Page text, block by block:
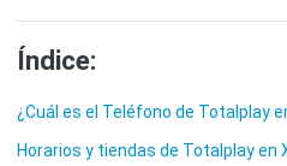
Índice:
¿Cuál es el Teléfono de Totalplay
Horarios y tiendas de Totalplay en